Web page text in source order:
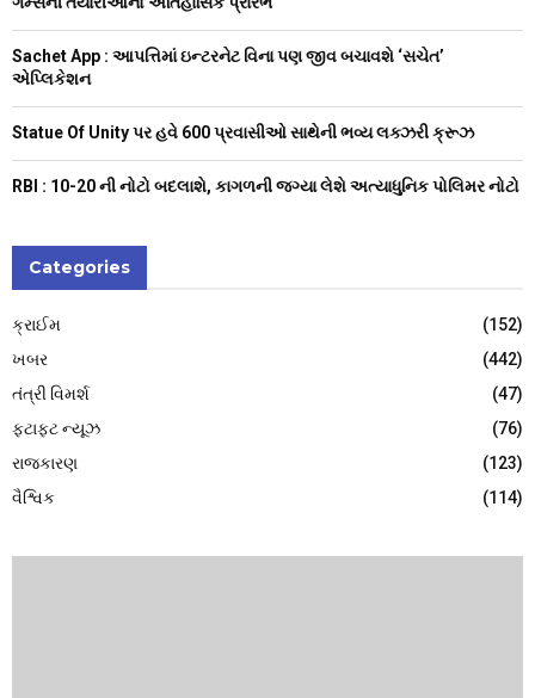
Sachet App : આપત્તિમાં ઇન્ટરનેટ વિના પણ જીવ બચાવશે ‘સચેત’
એપ્લિકેશન
Statue Of Unity પર હવે 600 પ્રવાસીઓ સાથેની ભવ્ય લક્ઝરી ક્રૂઝ
RBI : ₹10-20 ની નોટો બદલાશે, કાગળની જગ્યા લેશે અત્યાધુનિક પોલિમર નોટો
Categories
ક્રાઈમ
(152)
ખબર
(442)
તંત્રી વિમર્શ
(47)
ફટાફટ ન્યૂઝ
(76)
રાજકારણ
(123)
વૈશ્વિક
(114)